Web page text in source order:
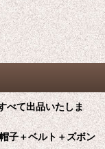
べて出品いたしま
子＋ベルト＋ズボン